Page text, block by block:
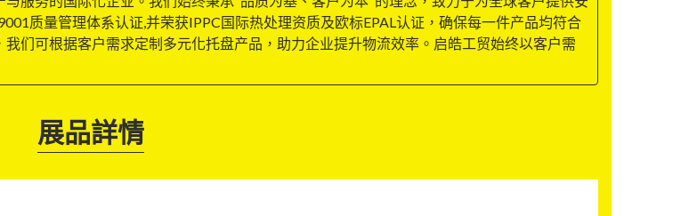
质量管理体系认证,并荣获IPPC国际热处理资质及欧标EPAL认证，确保每一件产品均符合
们可根据客户需求定制多元化托盘产品，助力企业提升物流效率。启皓工贸始终以客户需
展品詳情